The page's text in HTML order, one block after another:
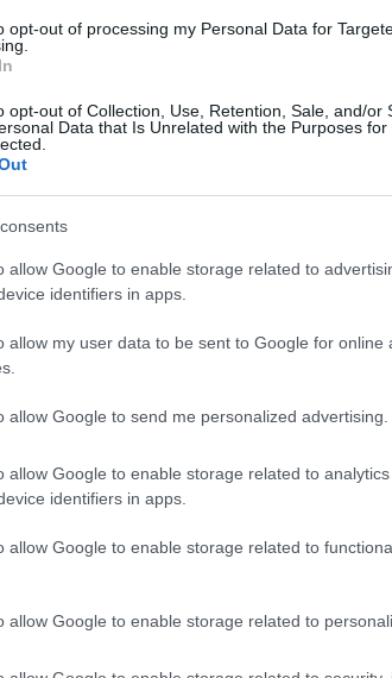
opt-out of processing my Personal Data for
opt-out of Collection, Use, Retention, Sale, and/or
Data that Is Unrelated with the Purposes for
allow Google to enable storage related to
identifiers in apps.
allow my user data to be sent to Google for online
allow Google to send me personalized advertising.
allow Google to enable storage related to
identifiers in apps.
allow Google to enable storage related to
allow Google to enable storage related to
Keresztényfasiszta
fő ideológiai szövetségese, a Heritage
hogy Donald Trump hatalomra
programpontok közül jó néhány
választási jelentés: